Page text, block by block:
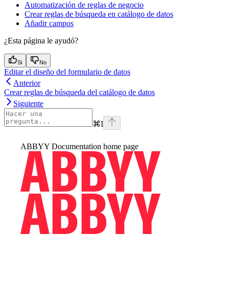
Automatización de reglas de negocio
Crear reglas de búsqueda en catálogo de datos
Añadir campos
¿Esta página le ayudó?
Si No
Editar el diseño del formulario de datos
Anterior
Crear reglas de búsqueda del catálogo de datos
Siguiente
⌘I
ABBYY Documentation home page